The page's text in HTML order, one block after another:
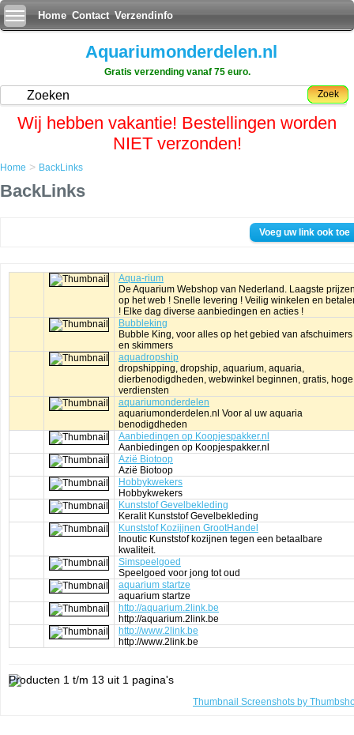
Home Contact Verzendinfo
Aquariumonderdelen.nl
Gratis verzending vanaf 75 euro.
Zoek
Wij hebben vakantie! Bestellingen worden
NIET verzonden!
Home > BackLinks
BackLinks
Voeg uw link ook toe
Aqua-rium
De Aquarium Webshop van Nederland. Laagste
op het web ! Snelle levering ! Veilig winkelen en
! Elke dag diverse aanbiedingen en acties !
Bubbleking
Bubble King, voor alles op het gebied van afschuimers
en skimmers
aquadropship
dropshipping, dropship, aquarium, aquaria,
dierbenodigdheden, webwinkel beginnen, gratis, hoge
verdiensten
aquariumonderdelen
aquariumonderdelen.nl Voor al uw aquaria
benodigdheden
Aanbiedingen op Koopjespakker.nl
Aanbiedingen op Koopjespakker.nl
Azië Biotoop
Azië Biotoop
Hobbykwekers
Hobbykwekers
Kunststof Gevelbekleding
Keralit Kunststof Gevelbekleding
Kunststof Kozijjnen GrootHandel
Inoutic Kunststof kozijnen tegen een betaalbare
kwaliteit.
Simspeelgoed
Speelgoed voor jong tot oud
aquarium startze
aquarium startze
http://aquarium.2link.be
http://aquarium.2link.be
http://www.2link.be
http://www.2link.be
Producten 1 t/m 13 uit 1 pagina's
Thumbnail Screenshots by